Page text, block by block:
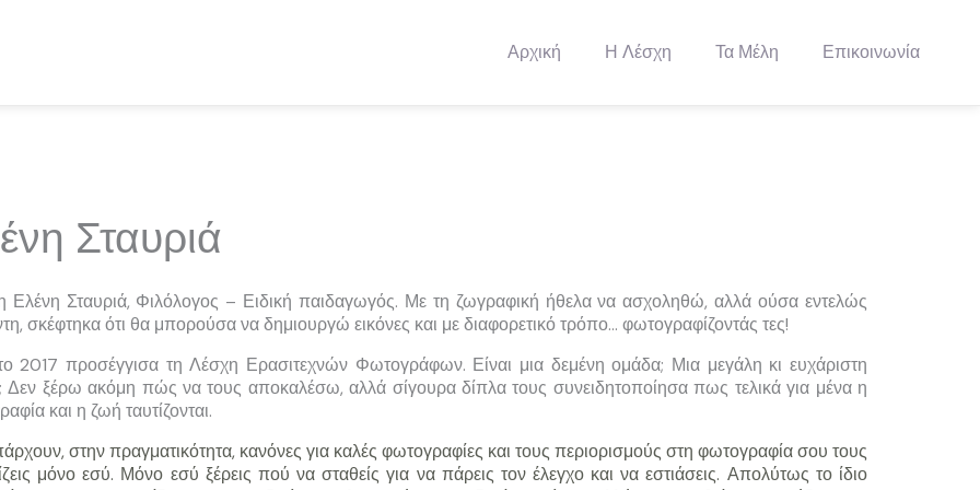
Αρχική Η Λέσχη Τα Μέλη Επικοινωνία
Σταυριά
Ελένη Σταυριά, Φιλόλογος – Ειδική παιδαγωγός. Με τη ζωγραφική ήθελα να ασχοληθώ, αλλά ούσα εντελώς
σκέφτηκα ότι θα μπορούσα να δημιουργώ εικόνες και με διαφορετικό τρόπο… φωτογραφίζοντάς τες!
2017 προσέγγισα τη Λέσχη Ερασιτεχνών Φωτογράφων. Είναι μια δεμένη ομάδα; Μια μεγάλη κι ευχάριστη
Δεν ξέρω ακόμη πώς να τους αποκαλέσω, αλλά σίγουρα δίπλα τους συνειδητοποίησα πως τελικά για μένα η
και η ζωή ταυτίζονται.
στην πραγματικότητα, κανόνες για καλές φωτογραφίες και τους περιορισμούς στη φωτογραφία σου τους
μόνο εσύ. Μόνο εσύ ξέρεις πού να σταθείς για να πάρεις τον έλεγχο και να εστιάσεις. Απολύτως το ίδιο